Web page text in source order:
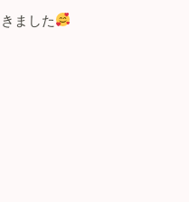
きました